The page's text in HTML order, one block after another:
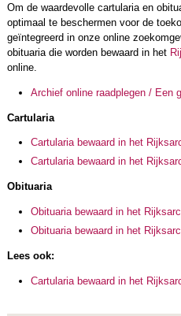
Om de waardevolle cartularia en
optimaal te beschermen voor de
geïntegreerd in onze online
obituaria die worden bewaard in het
online.
Archief online raadplegen / Een
Cartularia
Cartularia bewaard in het
Cartularia bewaard in het
Obituaria
Obituaria bewaard in het
Obituaria bewaard in het
Lees ook:
Cartularia bewaard in het